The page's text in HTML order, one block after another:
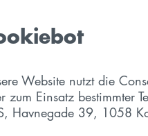
Website nutzt die
zum Einsatz bestimmter
Havnegade 39, 1058